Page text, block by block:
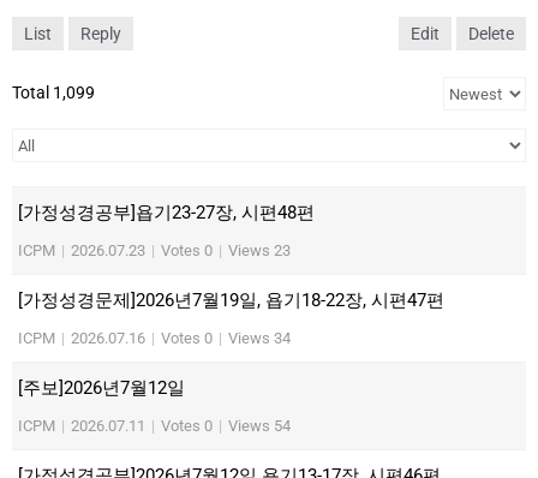
List Reply Edit Delete
Total 1,099
[가정성경공부]욥기23-27장, 시편48편
ICPM | 2026.07.23 | Votes 0 | Views 23
[가정성경문제]2026년7월19일, 욥기18-22장, 시편47편
ICPM | 2026.07.16 | Votes 0 | Views 34
[주보]2026년7월12일
ICPM | 2026.07.11 | Votes 0 | Views 54